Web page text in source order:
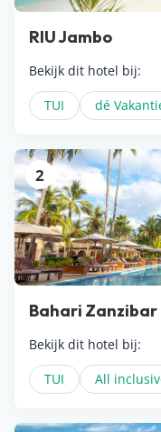
RIU Jambo
Bekijk dit hotel bij:
TUI
dé
2
Bahari Zanzibar
Bekijk dit hotel bij:
TUI
All